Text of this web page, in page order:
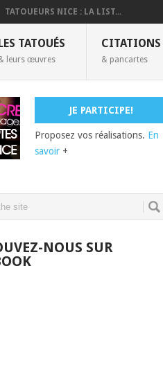
TATOUEURS NICE : LA LIST...
TATOUÉS
leurs œuvres
CITATIONS
& pancartes
JE PARTICIPE!
Proposez vos réalisations. En
savoir +
NOUS SUR